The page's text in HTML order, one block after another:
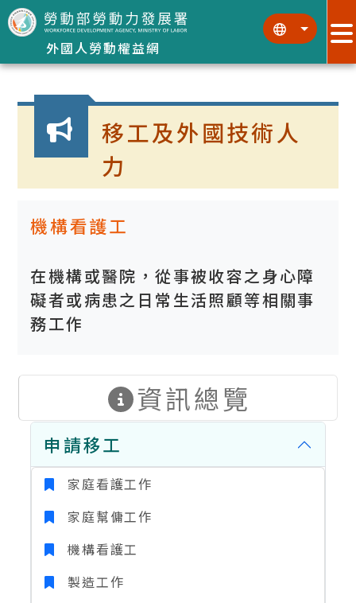
跳到主要內容區塊
外國人勞動權益網
::: :::
:::
移工及外國技術人
力
機構看護工
在機構或醫院，從事被收容之身心障
礙者或病患之日常生活照顧等相關事
務工作
資訊總覽
申請移工
家庭看護工作
家庭幫傭工作
機構看護工
製造工作